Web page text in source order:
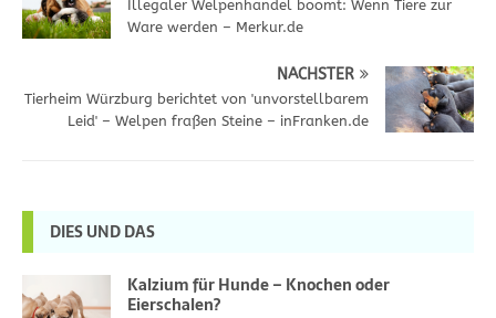
Illegaler Welpenhandel boomt: Wenn Tiere zur
Ware werden – Merkur.de
NÄCHSTER
Tierheim Würzburg berichtet von 'unvorstellbarem
Leid' – Welpen fraßen Steine – inFranken.de
DIES UND DAS
Kalzium für Hunde – Knochen oder
Eierschalen?